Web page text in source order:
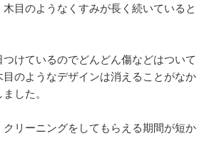
木目のようなくすみが長く続いていると
けているのでどんどん傷などはついて
目のようなデザインは消えることがなか
した。
リーニングをしてもらえる期間が短か